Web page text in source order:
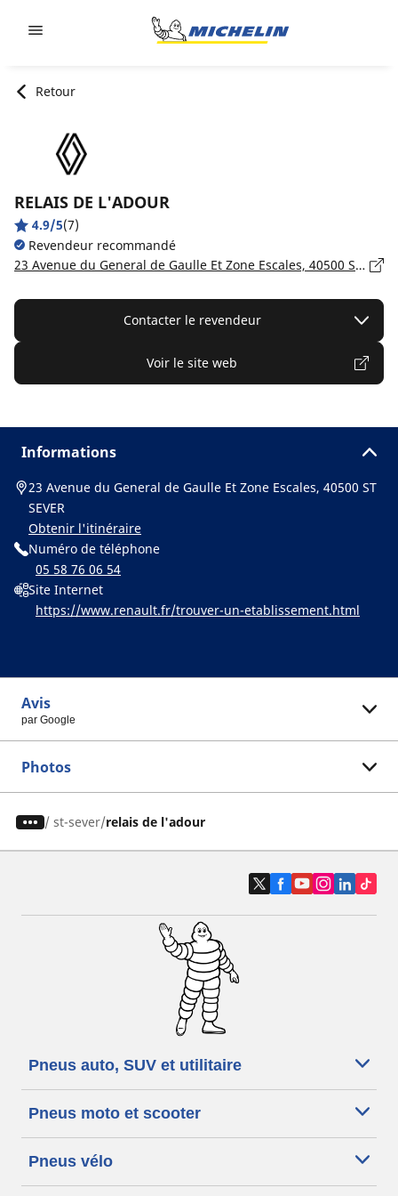
Retour
RELAIS DE L'ADOUR
4.9/5(7)
Revendeur recommandé
23 Avenue du General de Gaulle Et Zone Escales, 40500 ST SEVER
Contacter le revendeur
Voir le site web
Informations
23 Avenue du General de Gaulle Et Zone Escales, 40500 ST
SEVER
Obtenir l'itinéraire
Numéro de téléphone
05 58 76 06 54
Site Internet
https://www.renault.fr/trouver-un-etablissement.html
Avis
par Google
Photos
/ st-sever relais de l'adour
Pneus auto, SUV et utilitaire
Pneus moto et scooter
Pneus vélo